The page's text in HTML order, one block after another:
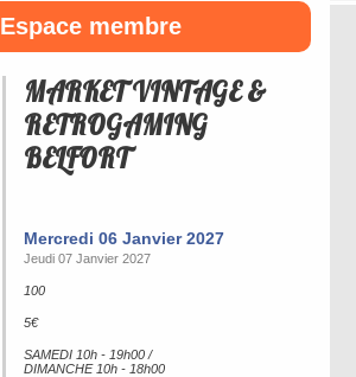
Espace membre
MARKET VINTAGE &
RETROGAMING
BELFORT
Mercredi 06 Janvier 2027
Jeudi 07 Janvier 2027
100
5€
SAMEDI 10h - 19h00 /
DIMANCHE 10h - 18h00